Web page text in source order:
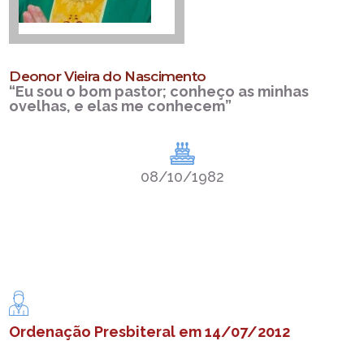
Deonor Vieira do Nascimento
“Eu sou o bom pastor; conheço as minhas
ovelhas, e elas me conhecem”
08/10/1982
Ordenação Presbiteral em 14/07/2012